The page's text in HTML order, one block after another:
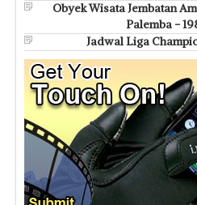
Obyek Wisata Jembatan
Palemba -
Jadwal Liga